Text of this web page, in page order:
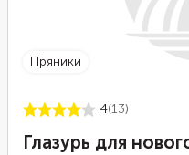
пряники
4(13)
Глазурь для